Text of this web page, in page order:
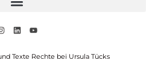
Texte Rechte bei Ursula Tücks​